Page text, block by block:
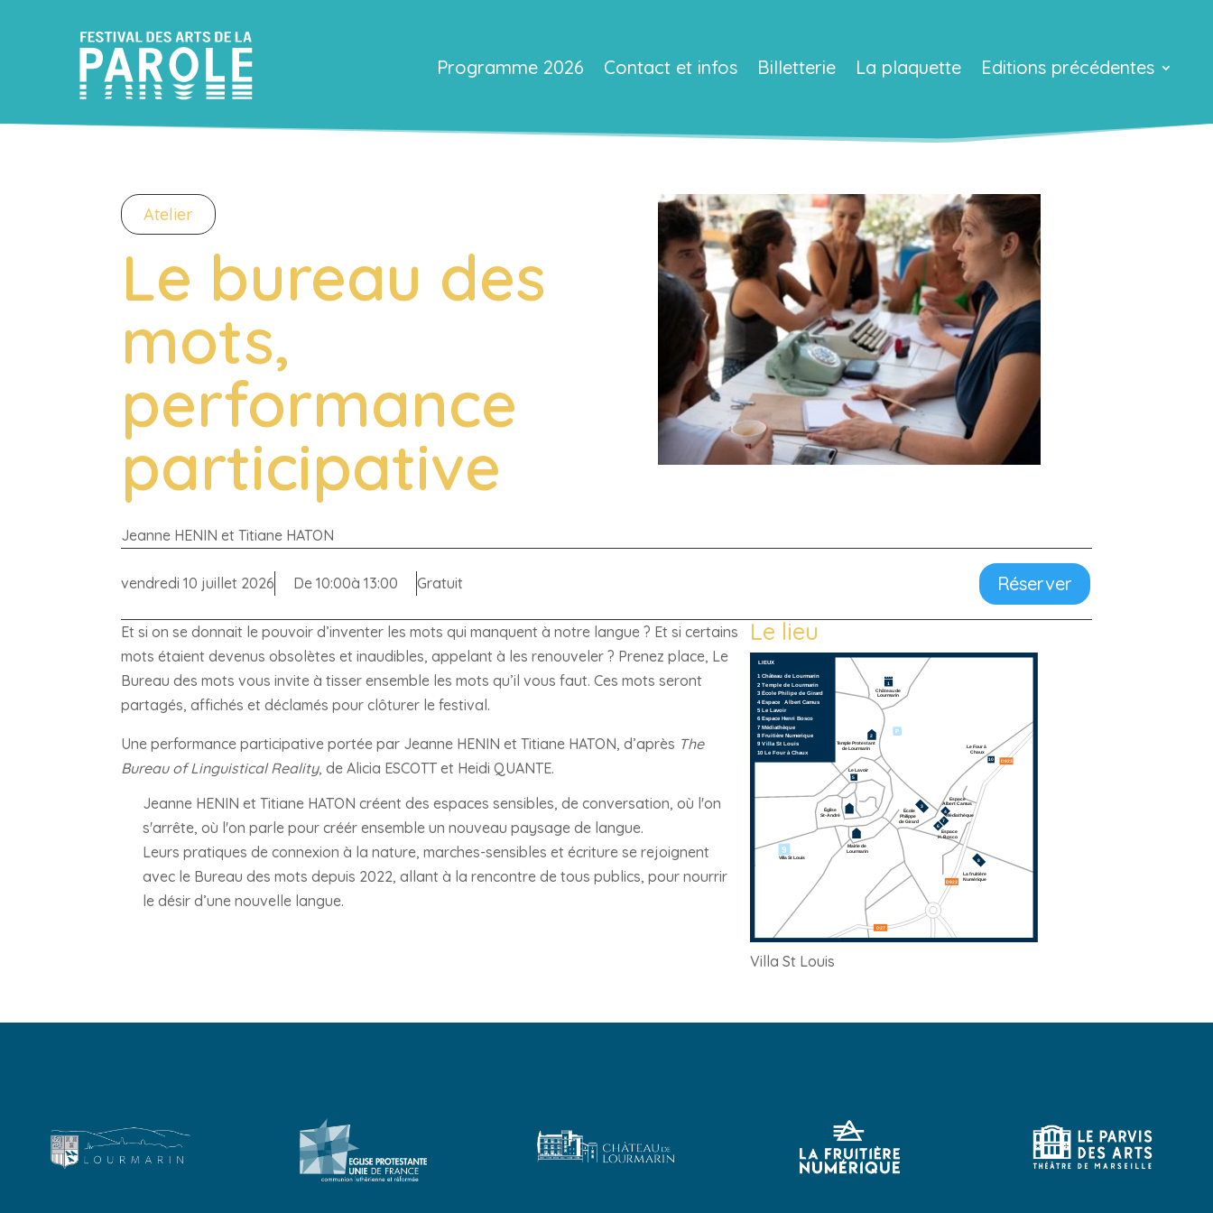
Programme 2026 Contact et infos Billetterie La plaquette Editions précédentes
Atelier
Le bureau des
mots,
performance
participative
Jeanne HENIN et Titiane HATON
vendredi 10 juillet 2026 De 10:00à 13:00 Gratuit Réserver
Et si on se donnait le pouvoir d’inventer les mots qui manquent à notre langue ? Et si certains
mots étaient devenus obsolètes et inaudibles, appelant à les renouveler ? Prenez place, Le
Bureau des mots vous invite à tisser ensemble les mots qu’il vous faut. Ces mots seront
partagés, affichés et déclamés pour clôturer le festival.
Une performance participative portée par Jeanne HENIN et Titiane HATON, d’après The
Bureau of Linguistical Reality, de Alicia ESCOTT et Heidi QUANTE.
Jeanne HENIN et Titiane HATON créent des espaces sensibles, de conversation, où l'on
s'arrête, où l'on parle pour créér ensemble un nouveau paysage de langue.
Leurs pratiques de connexion à la nature, marches-sensibles et écriture se rejoignent
avec le Bureau des mots depuis 2022, allant à la rencontre de tous publics, pour nourrir
le désir d’une nouvelle langue.
Le lieu
Villa St Louis